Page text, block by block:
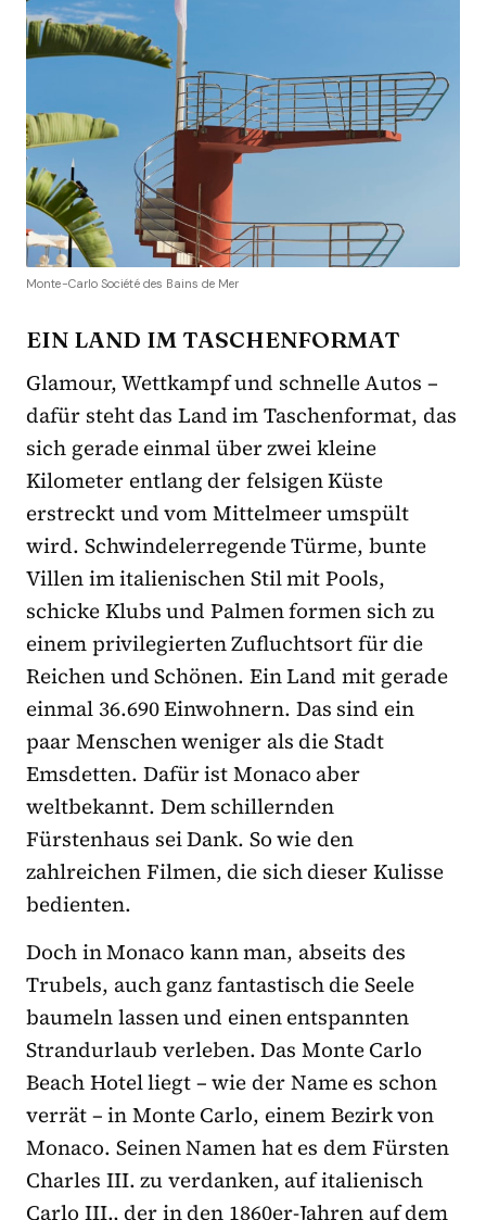
Monte-Carlo Société des Bains de Mer
EIN LAND IM TASCHENFORMAT
Glamour, Wettkampf und schnelle Autos –
dafür steht das Land im Taschenformat, das
sich gerade einmal über zwei kleine
Kilometer entlang der felsigen Küste
erstreckt und vom Mittelmeer umspült
wird. Schwindelerregende Türme, bunte
Villen im italienischen Stil mit Pools,
schicke Klubs und Palmen formen sich zu
einem privilegierten Zufluchtsort für die
Reichen und Schönen. Ein Land mit gerade
einmal 36.690 Einwohnern. Das sind ein
paar Menschen weniger als die Stadt
Emsdetten. Dafür ist Monaco aber
weltbekannt. Dem schillernden
Fürstenhaus sei Dank. So wie den
zahlreichen Filmen, die sich dieser Kulisse
bedienten.
Doch in Monaco kann man, abseits des
Trubels, auch ganz fantastisch die Seele
baumeln lassen und einen entspannten
Strandurlaub verleben. Das Monte Carlo
Beach Hotel liegt – wie der Name es schon
verrät – in Monte Carlo, einem Bezirk von
Monaco. Seinen Namen hat es dem Fürsten
Charles III. zu verdanken, auf italienisch
Carlo III., der in den 1860er-Jahren auf dem